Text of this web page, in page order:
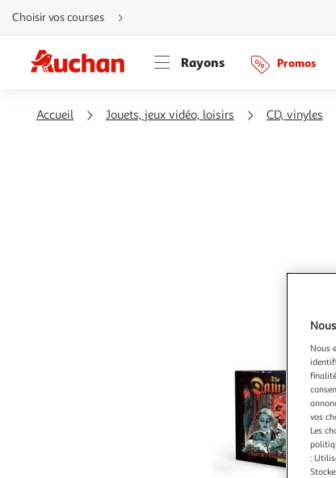
Aller
directement
au
Aller
directement
à
Aller
directement
Choisir vos courses
Rayons Promos
Accueil Jouets, jeux vidéo, loisirs CD, vinyles
Nous
vos
Les
: